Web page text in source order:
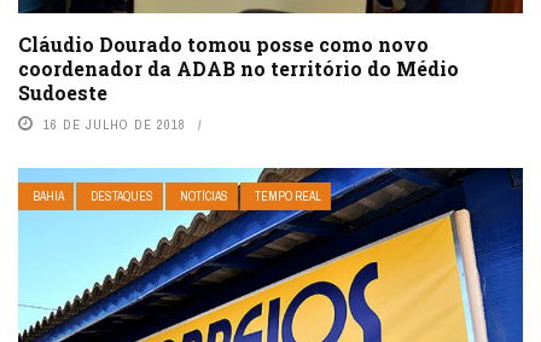
Cláudio Dourado tomou posse como novo
coordenador da ADAB no território do Médio
Sudoeste
16 DE JULHO DE 2018
BAHIA DESTAQUES NOTÍCIAS TEMPO REAL